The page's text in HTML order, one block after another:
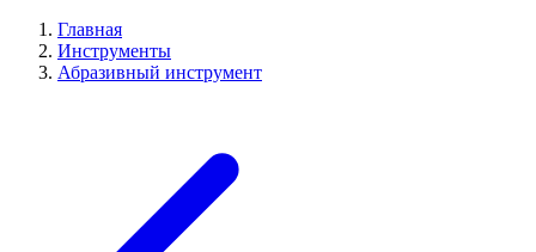
Главная
Инструменты
Абразивный инструмент